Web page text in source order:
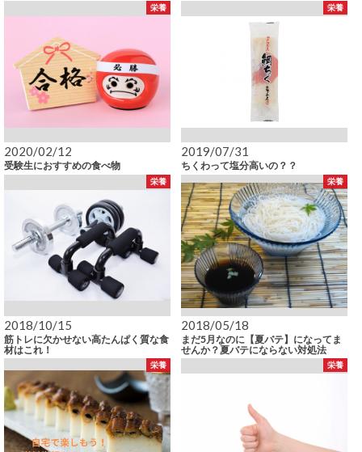
栄養
2020/02/12
受験生におすすめの食べ物
栄養
2019/07/31
ちくわって塩分高いの？？
栄養
2018/10/15
筋トレに欠かせない高たんぱく質な食
材はこれ！
栄養
2018/05/18
まだ5月なのに【夏バテ】になってま
せんか？夏バテにならない対処法
栄養 栄養